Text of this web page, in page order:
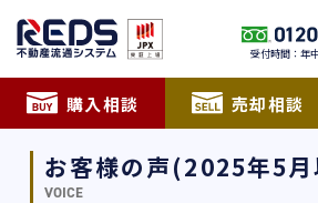
受付時間：年
購入相談 売却相談
お客様の声(2025年5
VOICE